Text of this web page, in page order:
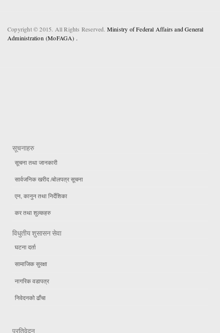
Copyright © 2015. All Rights Reserved. Ministry of Federal Affairs and General
Administration (MoFAGA) .
सूचनाहरु
सूचना तथा जानकारी
सार्वजनिक खरीद /बोलपत्र सूचना
एन, कानुन तथा निर्देशिका
कर तथा शुल्कहरु
विधुतीय शुसासन सेवा
घटना दर्ता
सामाजिक सुरक्षा
नागरिक वडापत्र
निवेदनको ढाँचा
प्रतिवेदन